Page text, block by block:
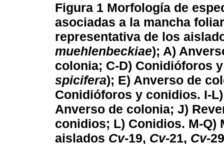
Figura 1 Morfología de
asociadas a la mancha
representativa de los
muehlenbeckiae); A)
colonia; C-D) Conidióforos
spicifera); E) Anverso de
Conidióforos y conidios. I-
Anverso de colonia; J)
conidios; L) Conidios. M-
aislados Cv-19, Cv-21, Cv-